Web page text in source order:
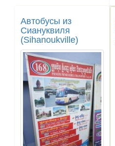
Автобусы из
Сиануквиля
(Sihanoukville)